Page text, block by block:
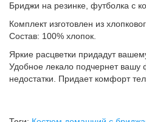
Бриджи на резинке, футболка с
Комплект изготовлен из
Состав: 100% хлопок.
Яркие расцветки придадут
Удобное лекало подчернет вашу
недостатки. Придает комфорт